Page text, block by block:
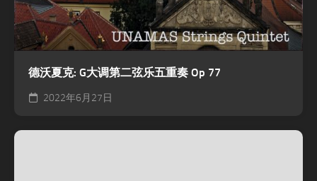
德沃夏克: G大调第二弦乐五重奏 Op 77
2022年6月27日